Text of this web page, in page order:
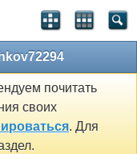
почитать
своих
. Для